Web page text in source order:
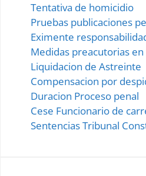
Tentativa de homicidio
Pruebas publicaciones
Eximente
Medidas preacutorias
Liquidacion de Astreinte
Compensacion por
Duracion Proceso penal
Cese Funcionario de
Sentencias Tribunal